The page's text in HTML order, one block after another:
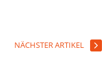
NÄCHSTER ARTIKEL